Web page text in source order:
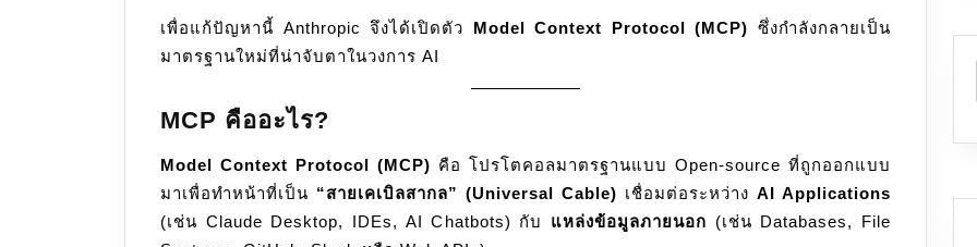
เพื่อแก้ปัญหานี้ Anthropic จึงได้เปิดตัว Model Context Protocol (MCP) ซึ่งกำลังกลายเป็น
มาตรฐานใหม่ที่น่าจับตาในวงการ AI
MCP คืออะไร?
Model Context Protocol (MCP) คือ โปรโตคอลมาตรฐานแบบ Open-source ที่ถูกออกแบบ
มาเพื่อทำหน้าที่เป็น “สายเคเบิลสากล” (Universal Cable) เชื่อมต่อระหว่าง AI Applications
(เช่น Claude Desktop, IDEs, AI Chatbots) กับ แหล่งข้อมูลภายนอก (เช่น Databases, File